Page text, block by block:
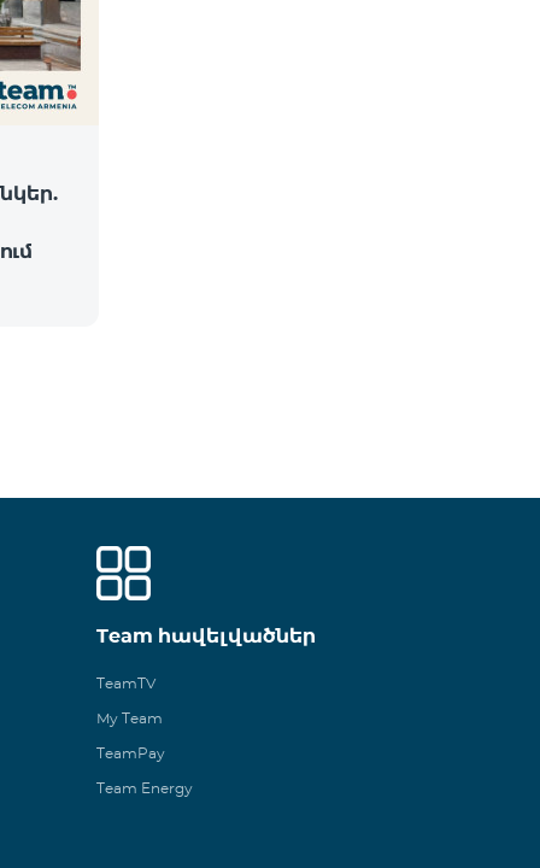
Team հավելվածներ
TeamTV
My Team
TeamPay
Team Energy